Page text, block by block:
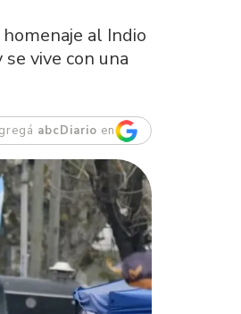
al Indio
vive con una
abcDiario en